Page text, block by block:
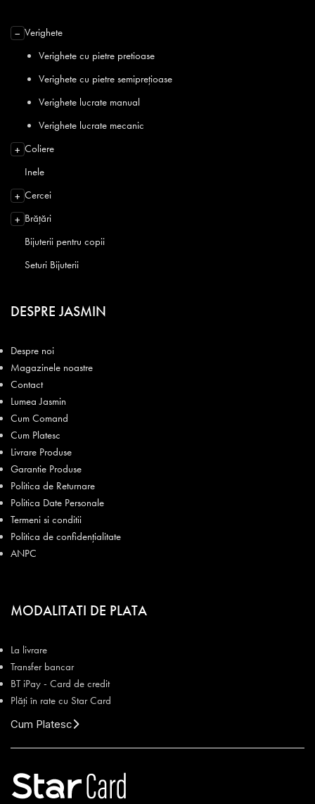
− Verighete
Verighete cu pietre pretioase
Verighete cu pietre semiprețioase
Verighete lucrate manual
Verighete lucrate mecanic
+ Coliere
Inele
+ Cercei
+ Brățări
Bijuterii pentru copii
Seturi Bijuterii
DESPRE JASMIN
Despre noi
Magazinele noastre
Contact
Lumea Jasmin
Cum Comand
Cum Platesc
Livrare Produse
Garantie Produse
Politica de Returnare
Politica Date Personale
Termeni si conditii
Politica de confidențialitate
ANPC
MODALITATI DE PLATA
La livrare
Transfer bancar
BT iPay - Card de credit
Plăți în rate cu Star Card
Cum Platesc